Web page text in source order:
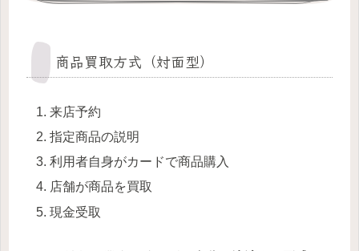
商品買取方式（対面型）
来店予約
指定商品の説明
利用者自身がカードで商品購入
店舗が商品を買取
現金受取